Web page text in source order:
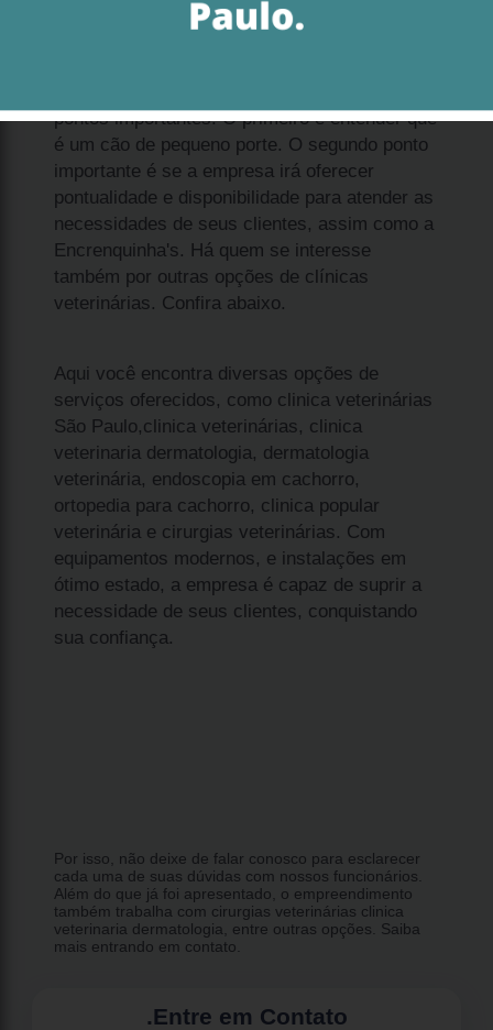
pontos importantes. O primeiro é entender que
é um cão de pequeno porte. O segundo ponto
importante é se a empresa irá oferecer
pontualidade e disponibilidade para atender as
necessidades de seus clientes, assim como a
Encrenquinha's. Há quem se interesse
também por outras opções de clínicas
veterinárias. Confira abaixo.
Aqui você encontra diversas opções de
serviços oferecidos, como clinica veterinárias
São Paulo,clinica veterinárias, clinica
veterinaria dermatologia, dermatologia
veterinária, endoscopia em cachorro,
ortopedia para cachorro, clinica popular
veterinária e cirurgias veterinárias. Com
equipamentos modernos, e instalações em
ótimo estado, a empresa é capaz de suprir a
necessidade de seus clientes, conquistando
sua confiança.
Por isso, não deixe de falar conosco para esclarecer
cada uma de suas dúvidas com nossos funcionários.
Além do que já foi apresentado, o empreendimento
também trabalha com cirurgias veterinárias clinica
veterinaria dermatologia, entre outras opções. Saiba
mais entrando em contato.
.Entre em Contato